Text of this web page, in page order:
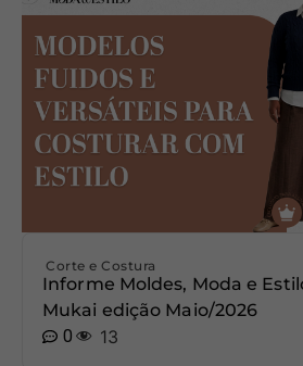
Corte e Costura
Informe Moldes, Moda e
Mukai edição Maio/2026
0
13